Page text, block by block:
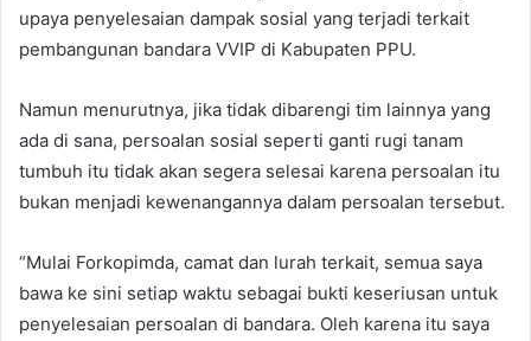
upaya penyelesaian dampak sosial yang terjadi terkait
pembangunan bandara VVIP di Kabupaten PPU.
Namun menurutnya, jika tidak dibarengi tim lainnya yang
ada di sana, persoalan sosial seperti ganti rugi tanam
tumbuh itu tidak akan segera selesai karena persoalan itu
bukan menjadi kewenangannya dalam persoalan tersebut.
“Mulai Forkopimda, camat dan lurah terkait, semua saya
bawa ke sini setiap waktu sebagai bukti keseriusan untuk
penyelesaian persoalan di bandara. Oleh karena itu saya